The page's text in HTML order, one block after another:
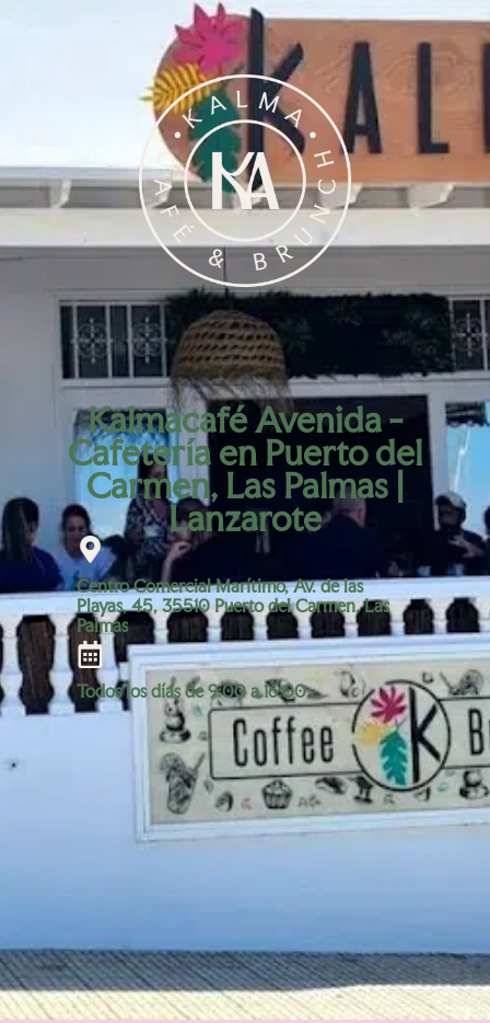
Kalmacafé Avenida -
Cafetería en Puerto del
Carmen, Las Palmas |
Lanzarote
Centro Comercial Marítimo, Av. de las
Playas, 45, 35510 Puerto del Carmen, Las
Palmas
Todos los días de 9:00 a 16:00